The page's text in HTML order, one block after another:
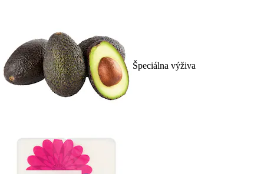
Špeciálna výživa